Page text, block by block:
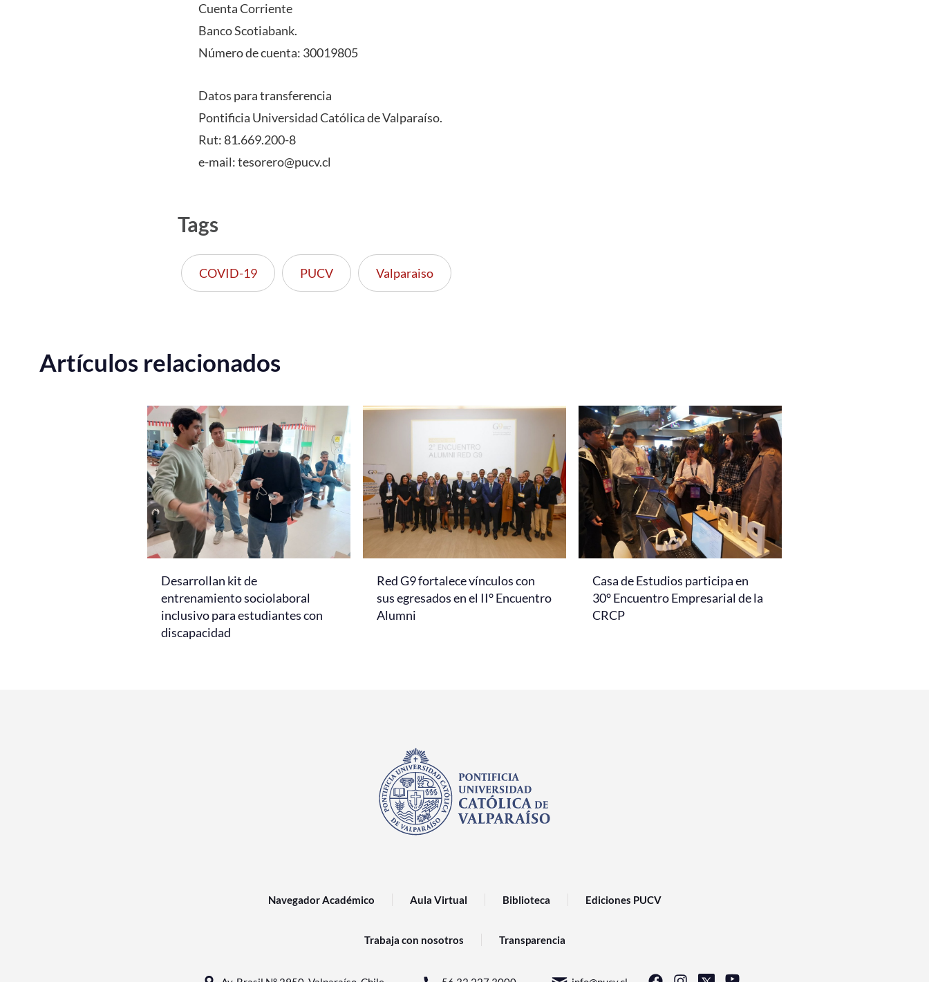
Cuenta Corriente
Banco Scotiabank.
Número de cuenta: 30019805
Datos para transferencia
Pontificia Universidad Católica de Valparaíso.
Rut: 81.669.200-8
e-mail: tesorero@pucv.cl
Tags
COVID-19 PUCV Valparaiso
Artículos relacionados
Desarrollan kit de
entrenamiento sociolaboral
inclusivo para estudiantes con
discapacidad
Red G9 fortalece vínculos con
sus egresados en el II° Encuentro
Alumni
Casa de Estudios participa en
30° Encuentro Empresarial de la
CRCP
Navegador Académico Aula Virtual Biblioteca Ediciones PUCV
Trabaja con nosotros Transparencia